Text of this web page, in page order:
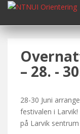
i
– 28. -
28-30 Juni
festivalen i
på Larvik